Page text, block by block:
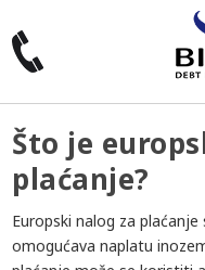
Što je
plaćanje?
Europski nalog za
omogućava naplatu